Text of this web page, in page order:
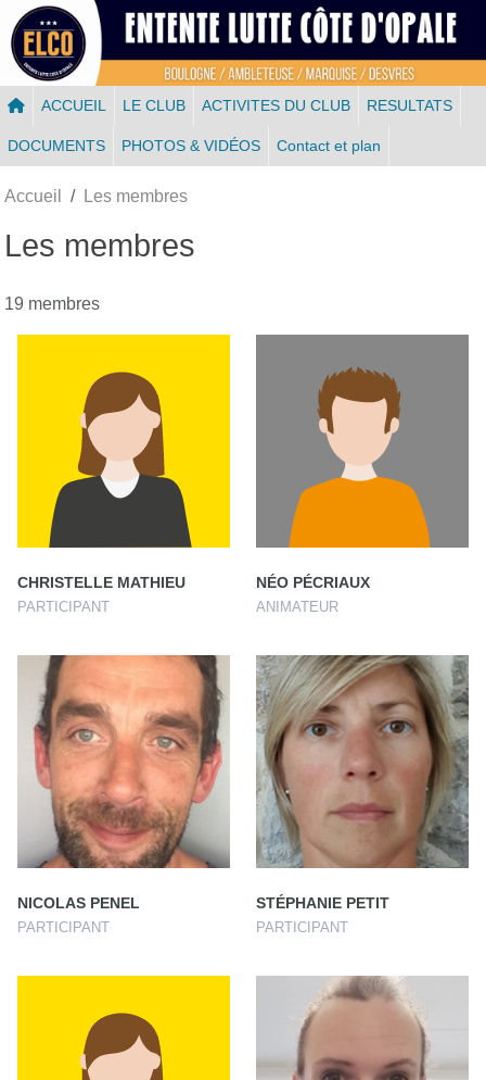
ACCUEIL LE CLUB ACTIVITES DU CLUB RESULTATS
DOCUMENTS PHOTOS & VIDÉOS Contact et plan
Accueil Les membres
Les membres
19 membres
CHRISTELLE MATHIEU
PARTICIPANT
NÉO PÉCRIAUX
ANIMATEUR
NICOLAS PENEL
PARTICIPANT
STÉPHANIE PETIT
PARTICIPANT
Panneau de gestion des cookies